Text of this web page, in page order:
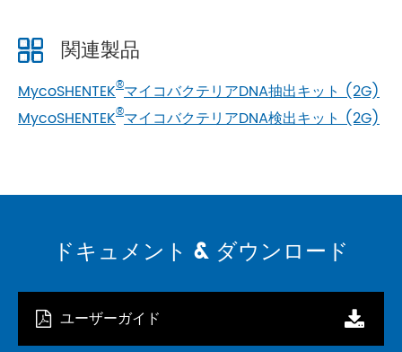
関連製品
MycoSHENTEK®マイコバクテリアDNA抽出キット (2G)
MycoSHENTEK®マイコバクテリアDNA検出キット (2G)
ドキュメント & ダウンロード
ユーザーガイド